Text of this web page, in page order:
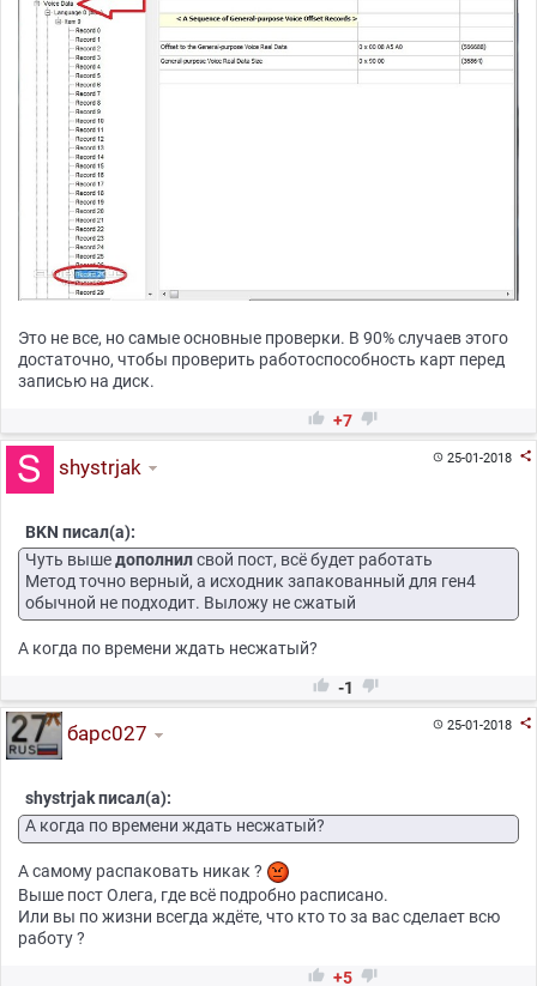
Это не все, но самые основные проверки. В 90% случаев этого
достаточно, чтобы проверить работоспособность карт перед
записью на диск.
 +7 
25-01-2018 
shystrjak
BKN писал(а):
Чуть вышедополнилсвой пост, всё будет работать
Метод точно верный, а исходник запакованный для ген4
обычной не подходит. Выложу не сжатый
А когда по времени ждать несжатый?
 -1 
25-01-2018 
барс027
shystrjak писал(а):
А когда по времени ждать несжатый?
А самому распаковать никак ?
Выше пост Олега, где всё подробно расписано.
Или вы по жизни всегда ждёте, что кто то за вас сделает всю
работу ?
 +5 